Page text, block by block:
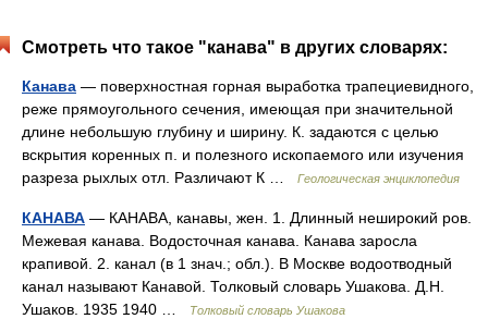
Смотреть что такое "канава" в других словарях:
Канава — поверхностная горная выработка трапециевидного,
реже прямоугольного сечения, имеющая при значительной
длине небольшую глубину и ширину. К. задаются с целью
вскрытия коренных п. и полезного ископаемого или изучения
разреза рыхлых отл. Различают К …
Геологическая энциклопедия
КАНАВА — КАНАВА, канавы, жен. 1. Длинный неширокий ров.
Межевая канава. Водосточная канава. Канава заросла
крапивой. 2. канал (в 1 знач.; обл.). В Москве водоотводный
канал называют Канавой. Толковый словарь Ушакова. Д.Н.
Ушаков. 1935 1940 …
Толковый словарь Ушакова